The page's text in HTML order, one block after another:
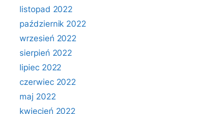
listopad 2022
październik 2022
wrzesień 2022
sierpień 2022
lipiec 2022
czerwiec 2022
maj 2022
kwiecień 2022